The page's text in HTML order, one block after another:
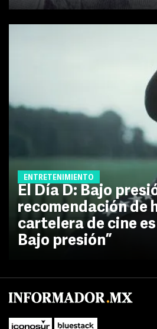
ENTRETENIMIENTO
El Día D: Bajo
recomendación de
cartelera de cine es
Bajo presión”